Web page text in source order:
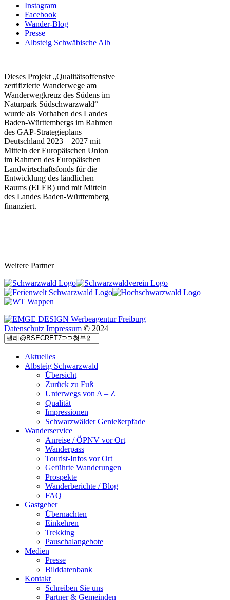
Instagram
Facebook
Wander-Blog
Presse
Albsteig Schwäbische Alb
Dieses Projekt „Qualitätsoffensive
zertifizierte Wanderwege am
Wanderwegkreuz des Südens im
Naturpark Südschwarzwald“
wurde als Vorhaben des Landes
Baden-Württembergs im Rahmen
des GAP-Strategieplans
Deutschland 2023 – 2027 mit
Mitteln der Europäischen Union
im Rahmen des Europäischen
Landwirtschaftsfonds für die
Entwicklung des ländlichen
Raums (ELER) und mit Mitteln
des Landes Baden-Württemberg
finanziert.
Weitere Partner
Datenschutz Impressum © 2024
Aktuelles
Albsteig Schwarzwald
Übersicht
Zurück zu Fuß
Unterwegs von A – Z
Qualität
Impressionen
Schwarzwälder Genießerpfade
Wanderservice
Anreise / ÖPNV vor Ort
Wanderpass
Tourist-Infos vor Ort
Geführte Wanderungen
Prospekte
Wanderberichte / Blog
FAQ
Gastgeber
Übernachten
Einkehren
Trekking
Pauschalangebote
Medien
Presse
Bilddatenbank
Kontakt
Schreiben Sie uns
Partner & Gemeinden